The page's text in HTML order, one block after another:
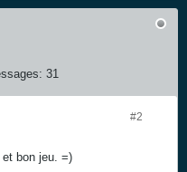
31
#2
bon jeu. =)